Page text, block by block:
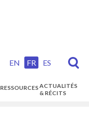
EN FR ES
RESSOURCESACTUALITÉS
& RÉCITS